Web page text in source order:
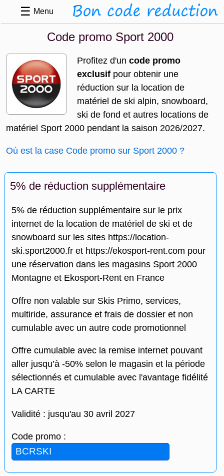
☰ Menu
Code promo Sport 2000
Profitez d'un code promo
exclusif pour obtenir une
réduction sur la location de
matériel de ski alpin, snowboard,
ski de fond et autres locations de
matériel Sport 2000 pendant la saison 2026/2027.
Où est la case Code promo sur Sport 2000 ?
5% de réduction supplémentaire
5% de réduction supplémentaire sur le prix
internet de la location de matériel de ski et de
snowboard sur les sites https://location-
ski.sport2000.fr et https://ekosport-rent.com pour
une réservation dans les magasins Sport 2000
Montagne et Ekosport-Rent en France
Offre non valable sur Skis Primo, services,
multiride, assurance et frais de dossier et non
cumulable avec un autre code promotionnel
Offre cumulable avec la remise internet pouvant
aller jusqu’à -50% selon le magasin et la période
sélectionnés et cumulable avec l'avantage fidélité
LA CARTE
Validité : jusqu'au 30 avril 2027
Code promo :